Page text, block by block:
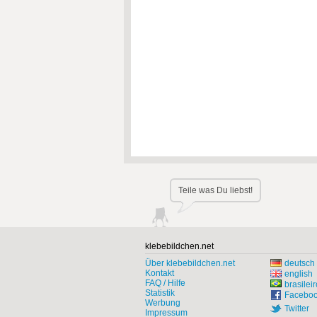
Teile was Du liebst!
klebebildchen.net
Über klebebildchen.net
Kontakt
FAQ / Hilfe
Statistik
Werbung
Impressum
deutsch
english
Twitter